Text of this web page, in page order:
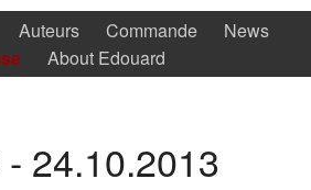
Auteurs Commande
News
About Edouard
24.10.2013